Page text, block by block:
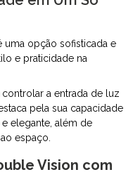
opção sofisticada e
e praticidade na
a entrada de luz
pela sua capacidade
elegante, além de
espaço.
Vision com